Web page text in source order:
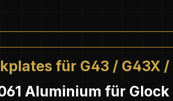
für G43 / G43X /
Aluminium für